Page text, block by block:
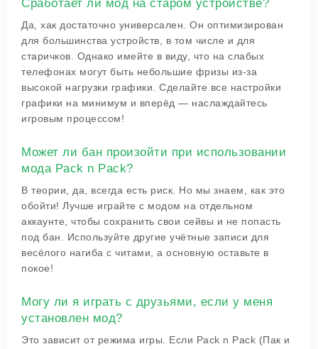
Сработает ли мод на старом устройстве?
Да, хак достаточно универсален. Он оптимизирован
для большинства устройств, в том числе и для
старичков. Однако имейте в виду, что на слабых
телефонах могут быть небольшие фризы из-за
высокой нагрузки графики. Сделайте все настройки
графики на минимум и вперёд — наслаждайтесь
игровым процессом!
Может ли бан произойти при использовании
мода Pack n Pack?
В теории, да, всегда есть риск. Но мы знаем, как это
обойти! Лучше играйте с модом на отдельном
аккаунте, чтобы сохранить свои сейвы и не попасть
под бан. Используйте другие учётные записи для
весёлого нагиба с читами, а основную оставьте в
покое!
Могу ли я играть с друзьями, если у меня
установлен мод?
Это зависит от режима игры. Если Pack n Pack (Пак и